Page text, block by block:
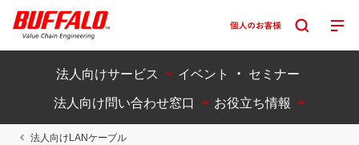
法人向けサービス
イベント ・ セミナー
法人向け問い合わせ窓口
お役立ち情報
法人向けLANケーブル